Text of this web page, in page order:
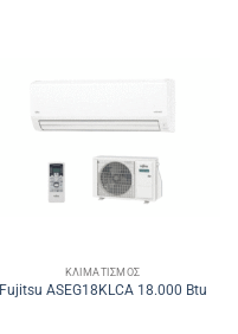
ΚΛΙΜΑΤΙΣΜΌΣ
Fujitsu ASEG18KLCA 18.000 Btu